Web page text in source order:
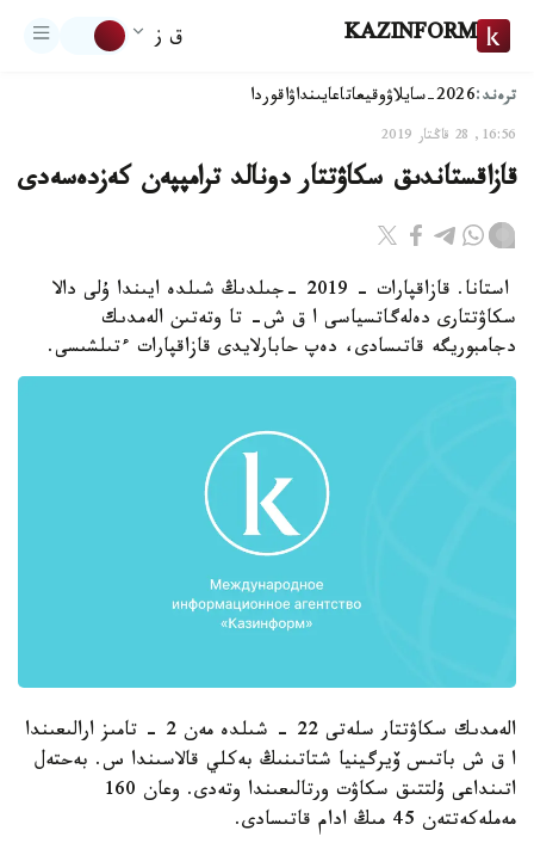
KAZINFORM ق ز
ترەند:2026-سايلاۋ وقيعاتاعايىنداۋاقوردا
16:56, 28 قاڭتار 2019
قازاقستاندىق سكاۋتتار دونالد ترامپپەن كەزدەسەدى
استانا. قازاقپارات - 2019 -جىلدىڭ شىلدە ايىندا ۇلى دالا
سكاۋتتارى دەلەگاتسياسى ا ق ش- تا وتەتىن الەمدىك
دجامبوريگە قاتىسادى، دەپ حابارلايدى قازاقپارات ءتىلشىسى.
الەمدىك سكاۋتتار سلەتى 22 - شىلدە مەن 2 - تامىز ارالىعىندا
ا ق ش باتىس ۆيرگينيا شتاتىنىڭ بەكلي قالاسىندا س. بەحتەل
اتىنداعى ۇلتتىق سكاۋت ورتالىعىندا وتەدى. وعان 160
مەملەكەتتەن 45 مىڭ ادام قاتىسادى.